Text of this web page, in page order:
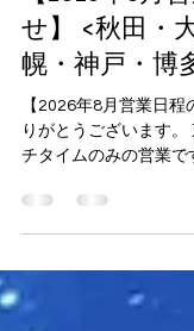
【2026年8月
せ】 <秋田・
幌・神戸・博
【2026年8月営業日程
チタイムのみの営業で